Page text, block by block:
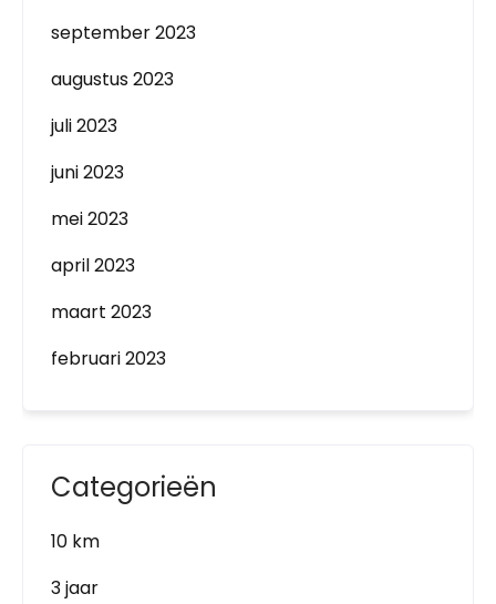
september 2023
augustus 2023
juli 2023
juni 2023
mei 2023
april 2023
maart 2023
februari 2023
Categorieën
10 km
3 jaar